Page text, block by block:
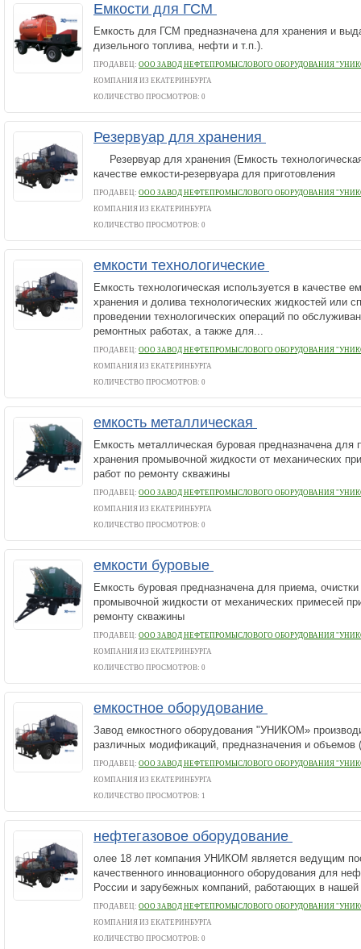
Емкости для ГСМ
Емкость для ГСМ предназначена для хранения и
дизельного топлива, нефти и т.п.).
ПРОДАВЕЦ: ООО ЗАВОД НЕФТЕПРОМЫСЛОВОГО ОБОРУДОВАНИЯ
КОМПАНИЯ ИЗ ЕКАТЕРИНБУРГА
КОЛИЧЕСТВО ПРОСМОТРОВ: 0
Резервуар для хранения
Резервуар для хранения (Емкость
качестве емкости-резервуара для приготовления
ПРОДАВЕЦ: ООО ЗАВОД НЕФТЕПРОМЫСЛОВОГО ОБОРУДОВАНИЯ
КОМПАНИЯ ИЗ ЕКАТЕРИНБУРГА
КОЛИЧЕСТВО ПРОСМОТРОВ: 0
емкости технологические
Емкость технологическая используется в качестве
хранения и долива технологических жидкостей или
проведении технологических операций по
ремонтных работах, а также для...
ПРОДАВЕЦ: ООО ЗАВОД НЕФТЕПРОМЫСЛОВОГО ОБОРУДОВАНИЯ
КОМПАНИЯ ИЗ ЕКАТЕРИНБУРГА
КОЛИЧЕСТВО ПРОСМОТРОВ: 0
емкость металлическая
Емкость металлическая буровая предназначена для
хранения промывочной жидкости от механических
работ по ремонту скважины
ПРОДАВЕЦ: ООО ЗАВОД НЕФТЕПРОМЫСЛОВОГО ОБОРУДОВАНИЯ
КОМПАНИЯ ИЗ ЕКАТЕРИНБУРГА
КОЛИЧЕСТВО ПРОСМОТРОВ: 0
емкости буровые
Емкость буровая предназначена для приема,
промывочной жидкости от механических примесей
ремонту скважины
ПРОДАВЕЦ: ООО ЗАВОД НЕФТЕПРОМЫСЛОВОГО ОБОРУДОВАНИЯ
КОМПАНИЯ ИЗ ЕКАТЕРИНБУРГА
КОЛИЧЕСТВО ПРОСМОТРОВ: 0
емкостное оборудование
Завод емкостного оборудования "УНИКОМ»
различных модификаций, предназначения и объемов
ПРОДАВЕЦ: ООО ЗАВОД НЕФТЕПРОМЫСЛОВОГО ОБОРУДОВАНИЯ
КОМПАНИЯ ИЗ ЕКАТЕРИНБУРГА
КОЛИЧЕСТВО ПРОСМОТРОВ: 1
нефтегазовое оборудование
олее 18 лет компания УНИКОМ является ведущим
качественного инновационного оборудования для
России и зарубежных компаний, работающих в нашей
ПРОДАВЕЦ: ООО ЗАВОД НЕФТЕПРОМЫСЛОВОГО ОБОРУДОВАНИЯ
КОМПАНИЯ ИЗ ЕКАТЕРИНБУРГА
КОЛИЧЕСТВО ПРОСМОТРОВ: 0